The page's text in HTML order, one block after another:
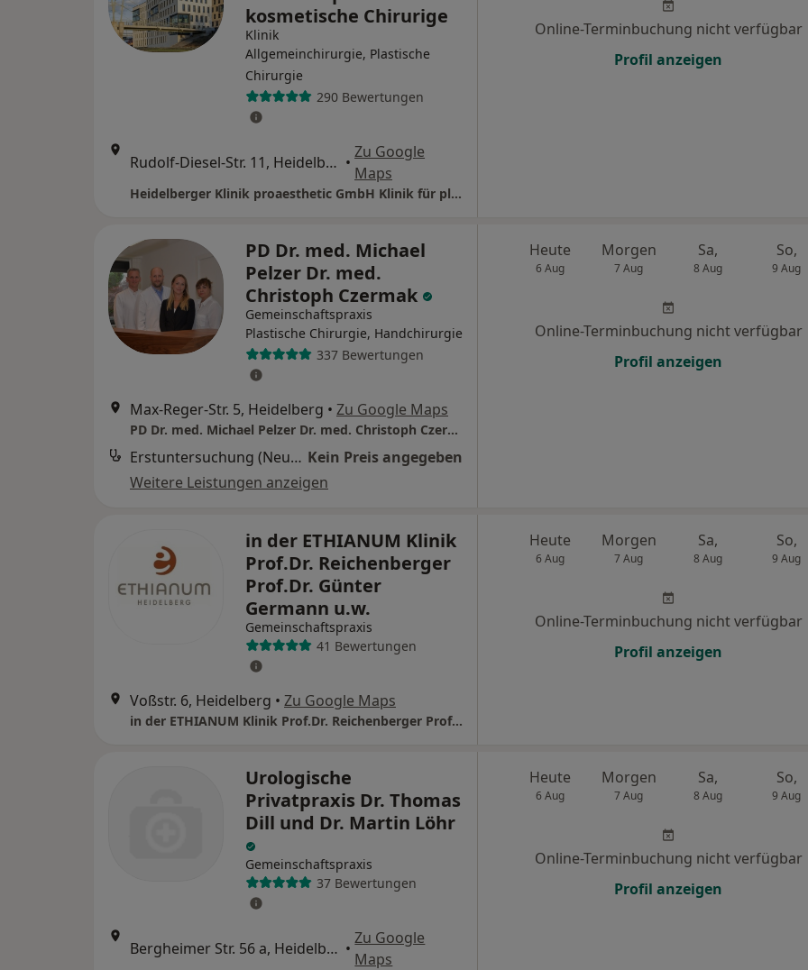
kosmetische Chirurige
Klinik
Allgemeinchirurgie, Plastische
Chirurgie
290 Bewertungen
Rudolf-Diesel-Str. 11, Heidelberg •
Zu Google
Maps
Heidelberger Klinik proaesthetic GmbH Klinik für plastische und kosmetische Chirurige
Online-Terminbuchung nicht verfügbar
Profil anzeigen
PD Dr. med. Michael
Pelzer Dr. med.
Christoph Czermak
Gemeinschaftspraxis
Plastische Chirurgie, Handchirurgie
337 Bewertungen
Max-Reger-Str. 5, Heidelberg • Zu Google Maps
PD Dr. med. Michael Pelzer Dr. med. Christoph Czermak
Erstuntersuchung (Neupatient/in) Kein Preis angegeben
Weitere Leistungen anzeigen
Heute
6 Aug
Morgen
7 Aug
Sa,
8 Aug
So,
9 Aug
Online-Terminbuchung nicht verfügbar
Profil anzeigen
in der ETHIANUM Klinik
Prof.Dr. Reichenberger
Prof.Dr. Günter
Germann u.w.
Gemeinschaftspraxis
41 Bewertungen
Voßstr. 6, Heidelberg • Zu Google Maps
in der ETHIANUM Klinik Prof.Dr. Reichenberger Prof.Dr. Günter Germann u.w.
Heute
6 Aug
Morgen
7 Aug
Sa,
8 Aug
So,
9 Aug
Online-Terminbuchung nicht verfügbar
Profil anzeigen
Urologische
Privatpraxis Dr. Thomas
Dill und Dr. Martin Löhr
Gemeinschaftspraxis
37 Bewertungen
Bergheimer Str. 56 a, Heidelberg •
Zu Google
Maps
Heute
6 Aug
Morgen
7 Aug
Sa,
8 Aug
So,
9 Aug
Online-Terminbuchung nicht verfügbar
Profil anzeigen